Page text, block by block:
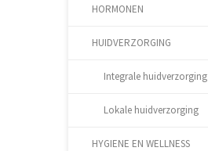
HORMONEN
HUIDVERZORGING
Integrale huidverzorging
Lokale huidverzorging
HYGIENE EN WELLNESS